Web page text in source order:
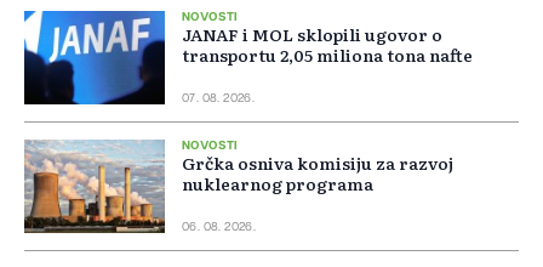
NOVOSTI
JANAF i MOL sklopili ugovor o
transportu 2,05 miliona tona nafte
07. 08. 2026.
NOVOSTI
Grčka osniva komisiju za razvoj
nuklearnog programa
06. 08. 2026.